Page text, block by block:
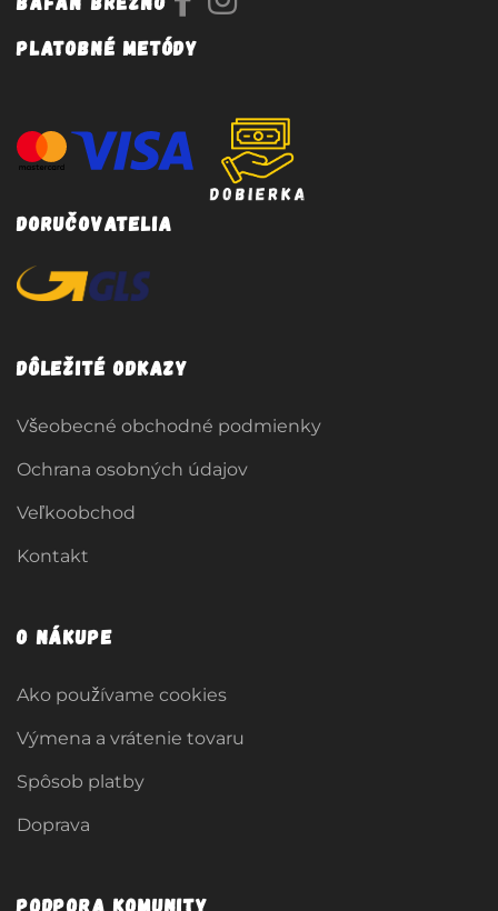
Platobné metódy
Doručovatelia
Dôležité odkazy
Všeobecné obchodné podmienky
Ochrana osobných údajov
Veľkoobchod
Kontakt
O nákupe
Ako používame cookies
Výmena a vrátenie tovaru
Spôsob platby
Doprava
Podpora komunity